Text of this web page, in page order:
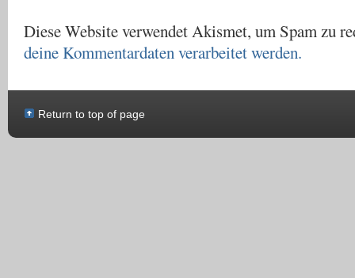
Diese Website verwendet Akismet, um Spam zu
deine Kommentardaten verarbeitet werden.
Return to top of page